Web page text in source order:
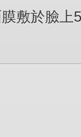
敷於臉上